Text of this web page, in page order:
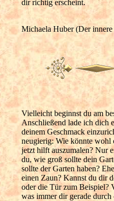
dir richtig erscheint.
Michaela Huber (Der innere
Vielleicht beginnst du am
Anschließend lade ich dich
deinem Geschmack
neugierig: Wie könnte wohl
jetzt hilft auszumalen? Nur
du, wie groß sollte dein
sollte der Garten haben?
einen Zaun? Kannst du dir
oder die Tür zum Beispiel?
was immer dir gerade